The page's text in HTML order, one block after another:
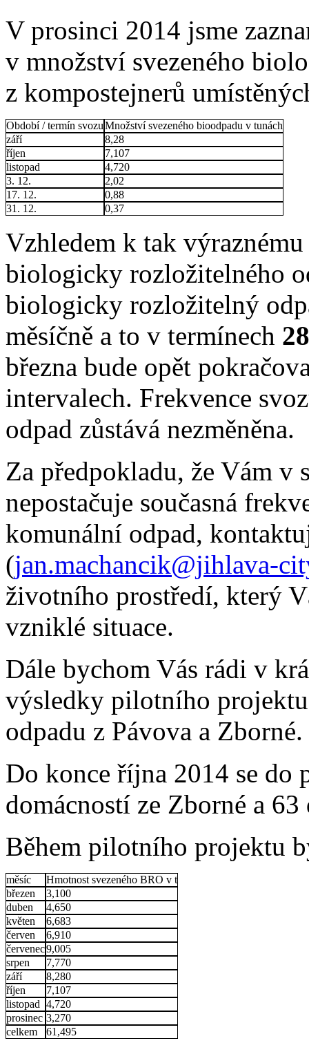
V prosinci 2014 jsme
v množství svezeného
z kompostejnerů
Období / termín svozuMnožství svezeného bioodpadu v tunách
září
8,28
říjen
7,107
listopad
4,720
3. 12.
2,02
17. 12.
0,88
31. 12.
0,37
Vzhledem k tak
biologicky rozložitelného
biologicky rozložitelný
měsíčně a to v termínech
března bude opět
intervalech. Frekvence
odpad zůstává nezměněna.
Za předpokladu, že Vám v
nepostačuje současná
komunální odpad,
(jan.machancik@jihlava-
životního prostředí, který
vzniklé situace.
Dále bychom Vás rádi v
výsledky pilotního
odpadu z Pávova a Zborné.
Do konce října 2014 se
domácností ze Zborné a
Během pilotního projektu
měsíc
Hmotnost svezeného BRO v t
březen
3,100
duben
4,650
květen
6,683
červen
6,910
červenec9,005
srpen
7,770
září
8,280
říjen
7,107
listopad 4,720
prosinec 3,270
celkem
61,495